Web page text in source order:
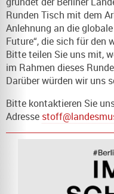
Runden Tisch mit dem
Anlehnung an die
Future“, die sich für
Bitte teilen Sie uns mit,
im Rahmen dieses
Darüber würden wir uns
Bitte kontaktieren Sie
Adresse